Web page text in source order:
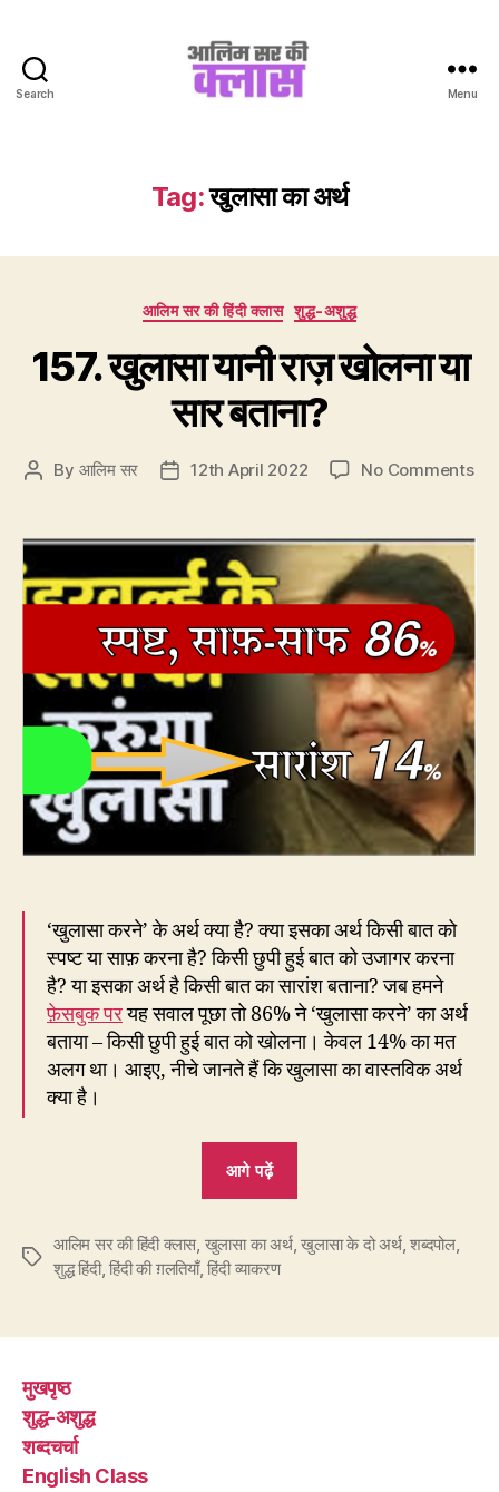
Search
Class
Menu
Tag:खुलासा का अर्थ
Categories
आलिम सर की हिंदी क्लास शुद्ध-अशुद्ध
157. खुलासा यानी राज़ खोलना या
सार बताना?
Post
By आलिम सर
Post12th April 2022 No Commentson
यानी
या
‘खुलासा करने’ के अर्थ क्या है? क्या इसका अर्थ किसी बात को
स्पष्ट या साफ़ करना है? किसी छुपी हुई बात को उजागर करना
है? या इसका अर्थ है किसी बात का सारांश बताना? जब हमने
फ़ेसबुक परयह सवाल पूछा तो 86% ने ‘खुलासा करने’ का अर्थ
बताया – किसी छुपी हुई बात को खोलना। केवल 14% का मत
अलग था। आइए, नीचे जानते हैं कि खुलासा का वास्तविक अर्थ
क्या है।
आगे पढ़ें
राज़
सार
Tags
आलिम सर की हिंदी क्लास, खुलासा का अर्थ,खुलासा के दो अर्थ,शब्दपोल,
शुद्ध हिंदी,हिंदी की ग़लतियाँ,हिंदी व्याकरण
मुखपृष्ठ
शुद्ध-अशुद्ध
शब्दचर्चा
English Class